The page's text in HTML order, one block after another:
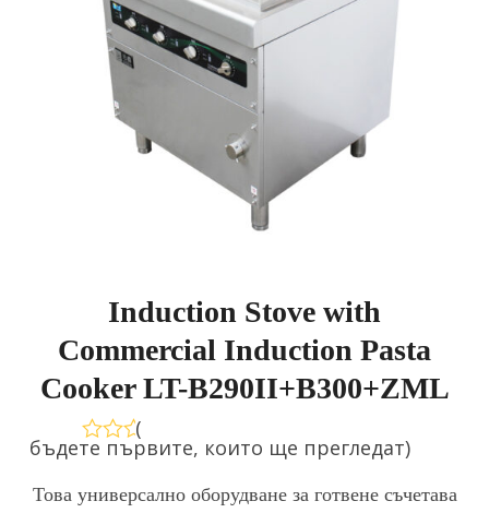
Induction Stove with
Commercial Induction Pasta
Cooker LT-B290II+B300+ZML
Оценено
0
(
бъдете първите, които ще прегледат)
Това универсално оборудване за готвене съчетава